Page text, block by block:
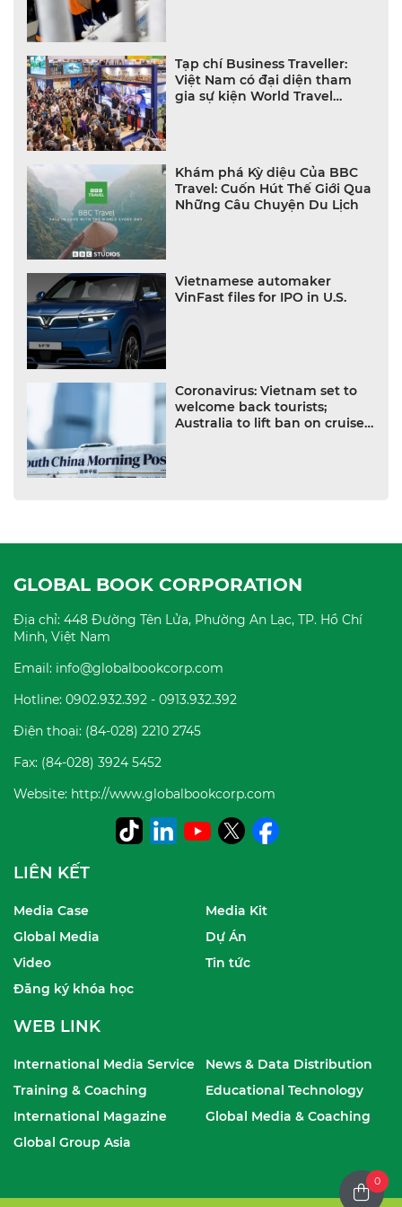
Tạp chí Business Traveller:
Việt Nam có đại diện tham
gia sự kiện World Travel
Khám phá Kỳ diệu Của BBC
Travel: Cuốn Hút Thế Giới Qua
Những Câu Chuyện Du Lịch
Vietnamese automaker
VinFast files for IPO in U.S.
Coronavirus: Vietnam set to
welcome back tourists;
Australia to lift ban on cruise
GLOBAL BOOK CORPORATION
Địa chỉ: 448 Đường Tên Lửa, Phường An Lạc, TP. Hồ Chí
Minh, Việt Nam
Email: info@globalbookcorp.com
Hotline: 0902.932.392 - 0913.932.392
Điện thoại: (84-028) 2210 2745
Fax: (84-028) 3924 5452
Website: http://www.globalbookcorp.com
LIÊN KẾT
Media Case
Media Kit
Global Media
Dự Án
Video
Tin tức
Đăng ký khóa học
WEB LINK
International Media Service
News & Data Distribution
Training & Coaching
Educational Technology
International Magazine
Global Media & Coaching
Global Group Asia
0